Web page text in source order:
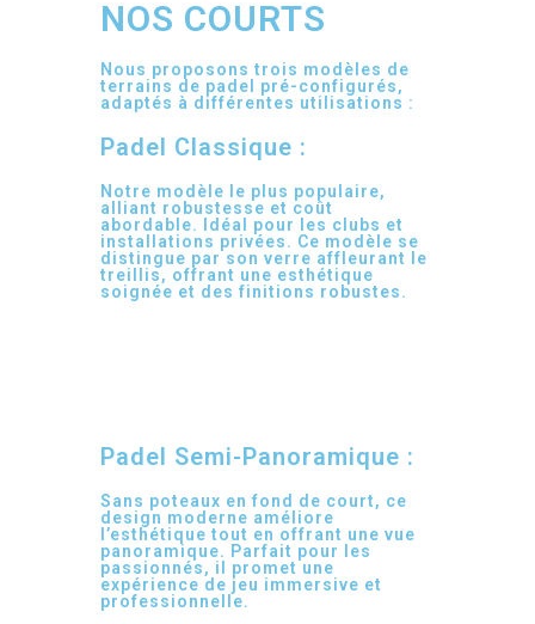
NOS COURTS
Nous proposons trois modèles de
terrains de padel pré-configurés,
adaptés à différentes utilisations :
Padel Classique :
Notre modèle le plus populaire,
alliant robustesse et coût
abordable. Idéal pour les clubs et
installations privées. Ce modèle se
distingue par son verre affleurant le
treillis, offrant une esthétique
soignée et des finitions robustes.
Padel Semi-Panoramique :
Sans poteaux en fond de court, ce
design moderne améliore
l’esthétique tout en offrant une vue
panoramique. Parfait pour les
passionnés, il promet une
expérience de jeu immersive et
professionnelle.